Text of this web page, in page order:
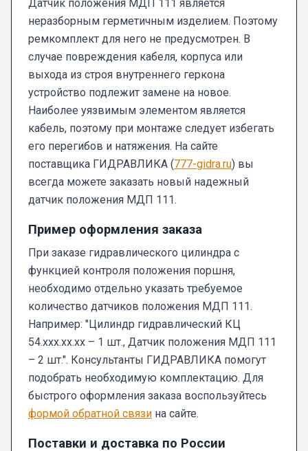
Датчик положения МДП 111 является
неразборным герметичным изделием. Поэтому
ремкомплект для него не предусмотрен. В
случае повреждения кабеля, корпуса или
выхода из строя внутреннего геркона
устройство подлежит замене на новое.
Наиболее уязвимым элементом является
кабель, поэтому при монтаже следует избегать
его перегибов и натяжения. На сайте
поставщика ГИДРАВЛИКА (777-gidra.ru) вы
всегда можете заказать новый надежный
датчик положения МДП 111.
Пример оформления заказа
При заказе гидравлического цилиндра с
функцией контроля положения поршня,
необходимо отдельно указать требуемое
количество датчиков положения МДП 111.
Например: "Цилиндр гидравлический КЦ
54.xxx.xx.xx – 1 шт., Датчик положения МДП 111
– 2 шт.". Консультанты ГИДРАВЛИКА помогут
подобрать необходимую комплектацию. Для
быстрого оформления заказа воспользуйтесь
формой обратной связи на сайте.
Поставки и доставка по России